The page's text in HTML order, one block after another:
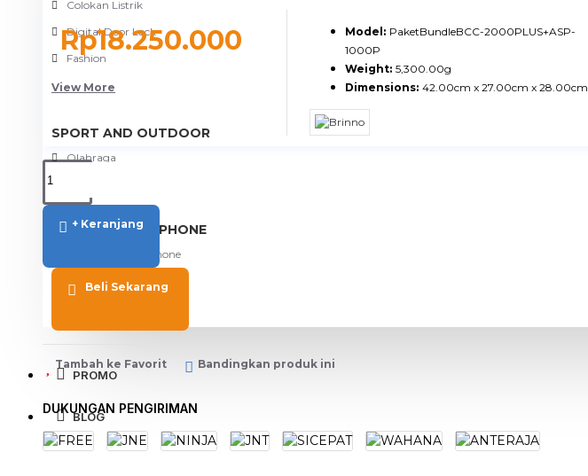
Colokan Listrik
Digital Door Lock
Fashion
View More
SPORT AND OUTDOOR
Olahraga
TABLET SMARTPHONE
Aksesoris Smartphone
PROMO
BLOG
Rp18.250.000 Model: PaketBundleBCC-2000PLUS+ASP-
1000P
Weight: 5,300.00g
Dimensions: 42.00cm x 27.00cm x 28.00cm
+ Keranjang
Beli Sekarang
Tambah ke Favorit Bandingkan produk ini
DUKUNGAN PENGIRIMAN